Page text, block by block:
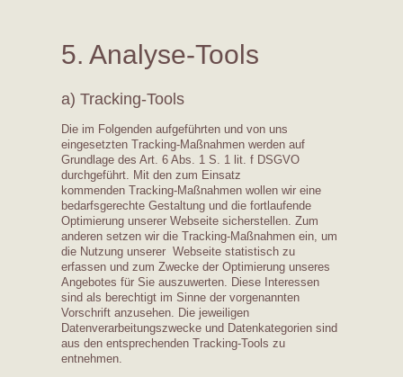
5. Analyse-Tools
a) Tracking-Tools
Die im Folgenden aufgeführten und von uns
eingesetzten Tracking-Maßnahmen werden auf
Grundlage des Art. 6 Abs. 1 S. 1 lit. f DSGVO
durchgeführt. Mit den zum Einsatz
kommenden Tracking-Maßnahmen wollen wir eine
bedarfsgerechte Gestaltung und die fortlaufende
Optimierung unserer Webseite sicherstellen. Zum
anderen setzen wir die Tracking-Maßnahmen ein, um
die Nutzung unserer Webseite statistisch zu
erfassen und zum Zwecke der Optimierung unseres
Angebotes für Sie auszuwerten. Diese Interessen
sind als berechtigt im Sinne der vorgenannten
Vorschrift anzusehen. Die jeweiligen
Datenverarbeitungszwecke und Datenkategorien sind
aus den entsprechenden Tracking-Tools zu
entnehmen.